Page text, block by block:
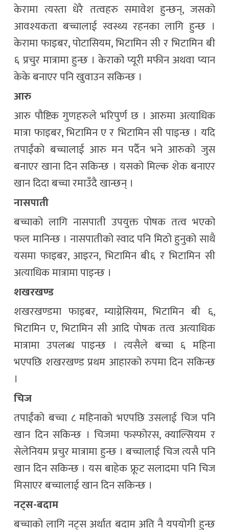
केरामा त्यस्ता धेरै तत्वहरु समावेश हुन्छन्, जसको
आवश्यकता बच्चालाई स्वस्थ्य रहनका लागि हुन्छ ।
केरामा फाइबर, पोटासियम, भिटामिन सी र भिटामिन बी
६ प्रचुर मात्रामा हुन्छ । केराको प्यूरी मफीन अथवा प्यान
केके बनाएर पनि खुवाउन सकिन्छ ।
आरु
आरु पौष्टिक गुणहरुले भरिपुर्ण छ । आरुमा अत्याधिक
मात्रा फाइबर, भिटामिन ए र भिटामिन सी पाइन्छ । यदि
तपाईंको बच्चालाई आरु मन पर्दैन भने आरुको जुस
बनाएर खाना दिन सकिन्छ । यसको मिल्क शेक बनाएर
खान दिदा बच्चा रमाउँदै खान्छन् ।
नासपाती
बच्चाको लागि नासपाती उपयुक्त पोषक तत्व भएको
फल मानिन्छ । नासपातीको स्वाद पनि मिठो हुनुको साथै
यसमा फाइबर, आइरन, भिटामिन बी६ र भिटामिन सी
अत्याधिक मात्रामा पाइन्छ ।
शखरखण्ड
शखरखण्डमा फाइबर, म्याग्नेसियम, भिटामिन बी ६,
भिटामिन ए, भिटामिन सी आदि पोषक तत्व अत्याधिक
मात्रामा उपलब्ध पाइन्छ । त्यसैले बच्चा ६ महिना
भएपछि शखरखण्ड प्रथम आहारको रुपमा दिन सकिन्छ
।
चिज
तपाईंको बच्चा ८ महिनाको भएपछि उसलाई चिज पनि
खान दिन सकिन्छ । चिजमा फस्फोरस, क्याल्सियम र
सेलेनियम प्रचुर मात्रामा हुन्छ । बच्चालाई चिज त्यसै पनि
खान दिन सकिन्छ । यस बाहेक फ्रूट सलादमा पनि चिज
मिसाएर बच्चालाई खान दिन सकिन्छ ।
नट्स-बदाम
बच्चाको लागि नट्स अर्थात बदाम अति नै यपयोगी हुन्छ